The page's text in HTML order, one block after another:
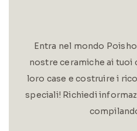
Entra nel mondo
nostre ceramiche ai tuoi
loro case e costruire i
speciali! Richiedi